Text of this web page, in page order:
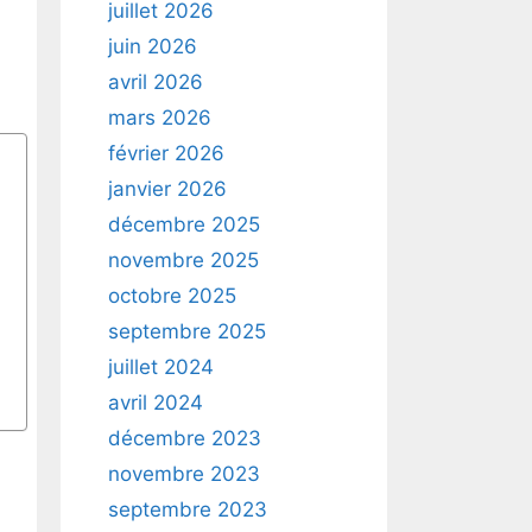
juillet 2026
juin 2026
avril 2026
mars 2026
février 2026
janvier 2026
décembre 2025
novembre 2025
octobre 2025
septembre 2025
juillet 2024
avril 2024
décembre 2023
novembre 2023
septembre 2023